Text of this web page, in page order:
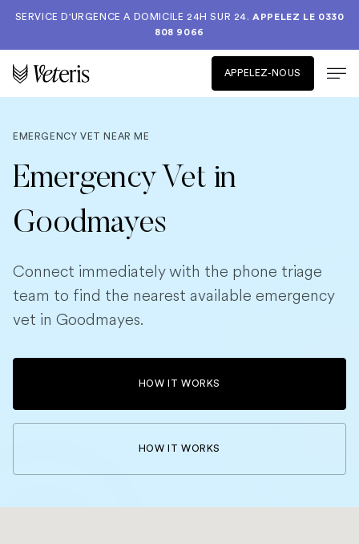
SERVICE D'URGENCE A DOMICILE 24H SUR 24.APPELEZ LE 0330
808 9066
APPELEZ-NOUS
EMERGENCY VET NEAR ME
Emergency Vet in
Goodmayes
Connect immediately with the phone triage
team to find the nearest available emergency
vet in Goodmayes.
HOW IT WORKS
HOW IT WORKS